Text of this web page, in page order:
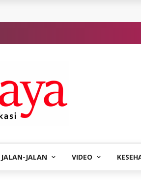
JALAN-JALAN VIDEO